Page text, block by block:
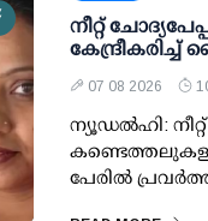
നീറ്റ്
07 08 2026
ന്യൂഡല്‍ഹി:
പേരില്‍